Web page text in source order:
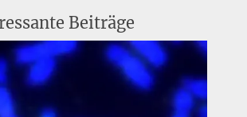
MartinsriedBeiträge